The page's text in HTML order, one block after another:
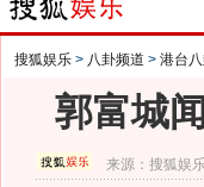
搜狐娱乐 > 八卦频道 > 港台
郭富城
来源：搜狐娱